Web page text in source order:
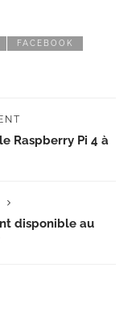
FACEBOOK
Raspberry Pi 4 à
disponible au